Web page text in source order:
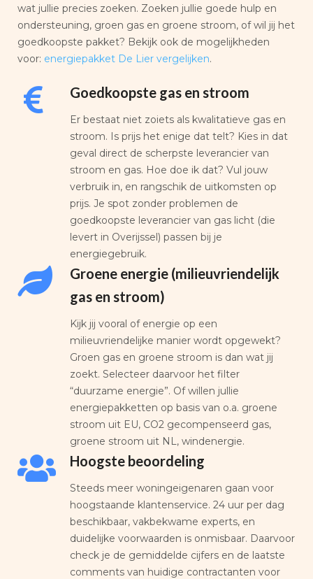
wat jullie precies zoeken. Zoeken jullie goede hulp en
ondersteuning, groen gas en groene stroom, of wil jij het
goedkoopste pakket? Bekijk ook de mogelijkheden
voor: energiepakket De Lier vergelijken.
Goedkoopste gas en stroom
Er bestaat niet zoiets als kwalitatieve gas en
stroom. Is prijs het enige dat telt? Kies in dat
geval direct de scherpste leverancier van
stroom en gas. Hoe doe ik dat? Vul jouw
verbruik in, en rangschik de uitkomsten op
prijs. Je spot zonder problemen de
goedkoopste leverancier van gas licht (die
levert in Overijssel) passen bij je
energiegebruik.
Groene energie (milieuvriendelijk
gas en stroom)
Kijk jij vooral of energie op een
milieuvriendelijke manier wordt opgewekt?
Groen gas en groene stroom is dan wat jij
zoekt. Selecteer daarvoor het filter
“duurzame energie”. Of willen jullie
energiepakketten op basis van o.a. groene
stroom uit EU, CO2 gecompenseerd gas,
groene stroom uit NL, windenergie.
Hoogste beoordeling
Steeds meer woningeigenaren gaan voor
hoogstaande klantenservice. 24 uur per dag
beschikbaar, vakbekwame experts, en
duidelijke voorwaarden is onmisbaar. Daarvoor
check je de gemiddelde cijfers en de laatste
comments van huidige contractanten voor